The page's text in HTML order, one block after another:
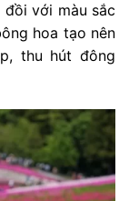
với màu sắc
hoa tạo nên
thu hút đông